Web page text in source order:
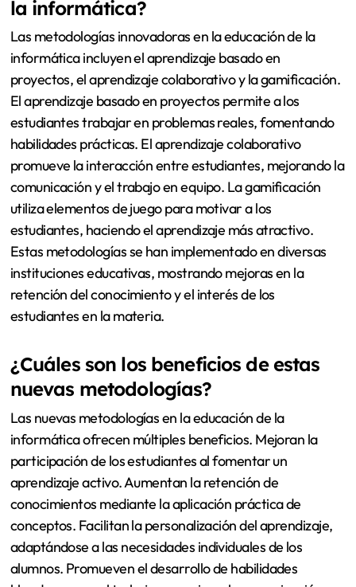
la informática?
Las metodologías innovadoras en la educación de la
informática incluyen el aprendizaje basado en
proyectos, el aprendizaje colaborativo y la gamificación.
El aprendizaje basado en proyectos permite a los
estudiantes trabajar en problemas reales, fomentando
habilidades prácticas. El aprendizaje colaborativo
promueve la interacción entre estudiantes, mejorando la
comunicación y el trabajo en equipo. La gamificación
utiliza elementos de juego para motivar a los
estudiantes, haciendo el aprendizaje más atractivo.
Estas metodologías se han implementado en diversas
instituciones educativas, mostrando mejoras en la
retención del conocimiento y el interés de los
estudiantes en la materia.
¿Cuáles son los beneficios de estas
nuevas metodologías?
Las nuevas metodologías en la educación de la
informática ofrecen múltiples beneficios. Mejoran la
participación de los estudiantes al fomentar un
aprendizaje activo. Aumentan la retención de
conocimientos mediante la aplicación práctica de
conceptos. Facilitan la personalización del aprendizaje,
adaptándose a las necesidades individuales de los
alumnos. Promueven el desarrollo de habilidades